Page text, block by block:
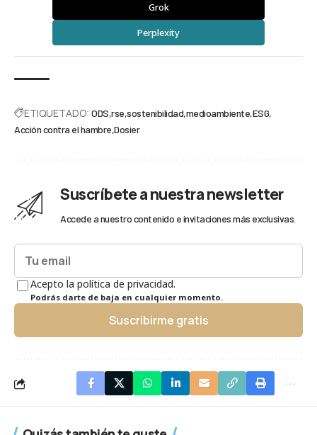
Grok
Perplexity
ETIQUETADO: ODS rse sostenibilidad medioambiente ESG
Acción contra el hambre Dosier
Suscríbete a nuestra newsletter
Accede a nuestro contenido e invitaciones más exclusivas.
Acepto la política de privacidad.
Podrás darte de baja en cualquier momento.
Suscribirme gratis